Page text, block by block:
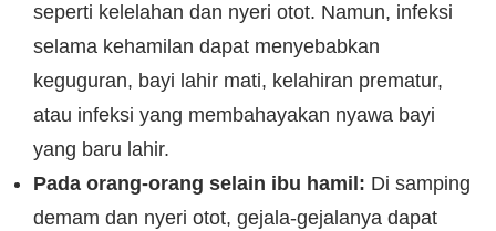
seperti kelelahan dan nyeri otot. Namun, infeksi
selama kehamilan dapat menyebabkan
keguguran, bayi lahir mati, kelahiran prematur,
atau infeksi yang membahayakan nyawa bayi
yang baru lahir.
Pada orang-orang selain ibu hamil: Di samping
demam dan nyeri otot, gejala-gejalanya dapat